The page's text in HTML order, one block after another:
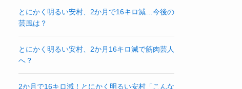
とにかく明るい安村、2か月で16キロ減…今後の
芸風は？
とにかく明るい安村、2か月16キロ減で筋肉芸人
へ？
2か月で16キロ減！とにかく明るい安村「こんな